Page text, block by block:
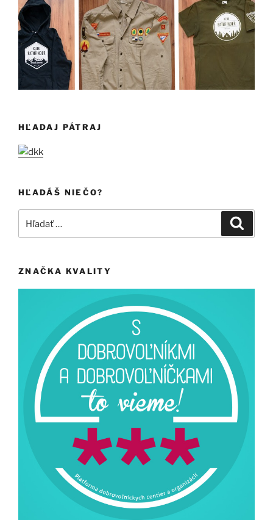
HĽADAJ PÁTRAJ
HĽADÁŠ NIEČO?
ZNAČKA KVALITY